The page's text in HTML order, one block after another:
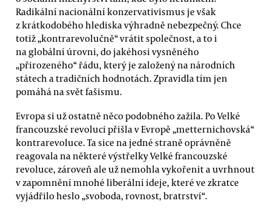
Radikální nacionální konzervativismus je však
z krátkodobého hlediska výhradně nebezpečný. Chce
totiž „kontrarevolučně“ vrátit společnost, a to i
na globální úrovni, do jakéhosi vysněného
„přirozeného“ řádu, který je založený na národních
státech a tradičních hodnotách. Zpravidla tím jen
pomáhá na svět fašismu.
Evropa si už ostatně něco podobného zažila. Po Velké
francouzské revoluci přišla v Evropě „metternichovská“
kontrarevoluce. Ta sice na jedné straně oprávněně
reagovala na některé výstřelky Velké francouzské
revoluce, zároveň ale už nemohla vykořenit a uvrhnout
v zapomnění mnohé liberální ideje, které ve zkratce
vyjádřilo heslo „svoboda, rovnost, bratrství“.